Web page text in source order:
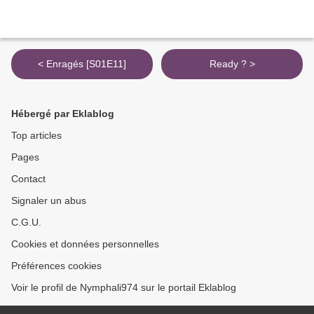
< Enragés [S01E11] Ready ? >
Hébergé par Eklablog
Top articles
Pages
Contact
Signaler un abus
C.G.U.
Cookies et données personnelles
Préférences cookies
Voir le profil de Nymphali974 sur le portail Eklablog